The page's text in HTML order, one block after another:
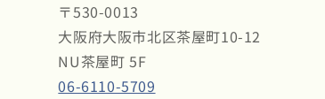
〒530-0013
大阪府大阪市北区茶屋町10-12
NU茶屋町 5F
06-6110-5709